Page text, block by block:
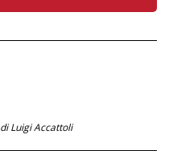
di Luigi Accattoli